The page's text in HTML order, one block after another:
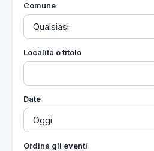
Comune
Località o titolo
Date
Ordina gli eventi